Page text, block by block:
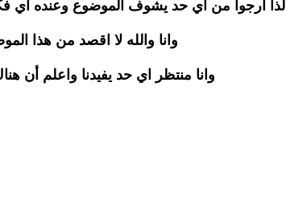
لذا ارجوا من اي حد يشوف الموضوع وعنده اي
وانا والله لا اقصد من هذا
وانا منتظر اي حد يفيدنا واعلم أن